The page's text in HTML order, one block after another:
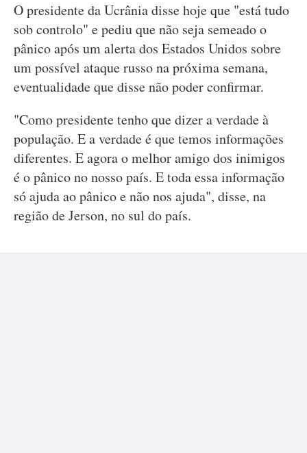
O presidente da Ucrânia disse hoje que "está tudo
sob controlo" e pediu que não seja semeado o
pânico após um alerta dos Estados Unidos sobre
um possível ataque russo na próxima semana,
eventualidade que disse não poder confirmar.
"Como presidente tenho que dizer a verdade à
população. E a verdade é que temos informações
diferentes. E agora o melhor amigo dos inimigos
é o pânico no nosso país. E toda essa informação
só ajuda ao pânico e não nos ajuda", disse, na
região de Jerson, no sul do país.